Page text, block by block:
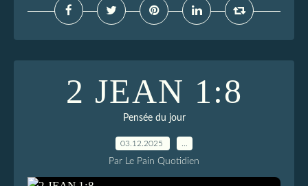
2 JEAN 1:8
Pensée du jour
03.12.2025
Par Le Pain Quotidien